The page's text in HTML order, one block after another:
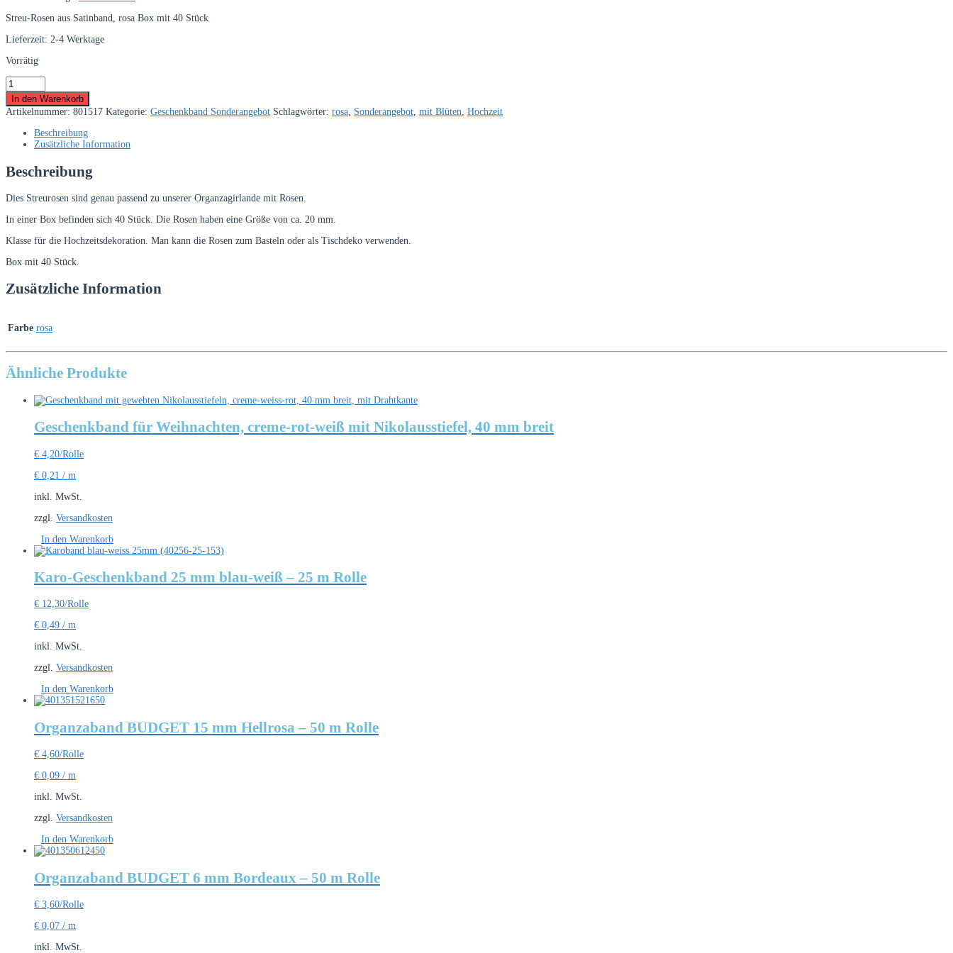
Streu-Rosen aus Satinband, rosa Box mit 40 Stück
Lieferzeit: 2-4 Werktage
Vorrätig
Streurosen
aus
Satin,
rosa,
In den Warenkorb
Artikelnummer: 801517 Kategorie: Geschenkband Sonderangebot Schlagwörter: rosa, Sonderangebot, mit Blüten, Hochzeit
Beschreibung
Zusätzliche Information
Beschreibung
Dies Streurosen sind genau passend zu unserer Organzagirlande mit Rosen.
In einer Box befinden sich 40 Stück. Die Rosen haben eine Größe von ca. 20 mm.
Klasse für die Hochzeitsdekoration. Man kann die Rosen zum Basteln oder als Tischdeko verwenden.
Box mit 40 Stück.
Zusätzliche Information
Farbe rosa
Ähnliche Produkte
Geschenkband für Weihnachten, creme-rot-weiß mit Nikolausstiefel, 40 mm breit
€ 4,20/Rolle
€ 0,21 / m
inkl. MwSt.
zzgl. Versandkosten
In den Warenkorb
Karo-Geschenkband 25 mm blau-weiß – 25 m Rolle
€ 12,30/Rolle
€ 0,49 / m
inkl. MwSt.
zzgl. Versandkosten
In den Warenkorb
Organzaband BUDGET 15 mm Hellrosa – 50 m Rolle
€ 4,60/Rolle
€ 0,09 / m
inkl. MwSt.
zzgl. Versandkosten
In den Warenkorb
Organzaband BUDGET 6 mm Bordeaux – 50 m Rolle
€ 3,60/Rolle
€ 0,07 / m
inkl. MwSt.